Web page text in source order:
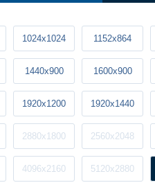
1024x1024 1152x864
1440x900 1600x900
1920x1200 1920x1440
2880x1800 2560x2048
4096x2160 5120x2880